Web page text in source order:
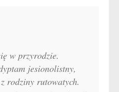
w przyrodzie.
jesionolistny,
rodziny rutowatych.